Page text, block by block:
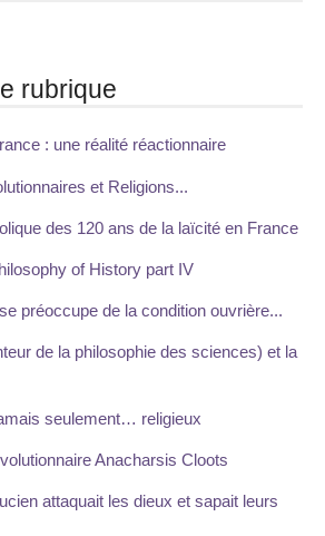
rubrique
: une réalité réactionnaire
et Religions...
des 120 ans de la laïcité en France
of History part IV
préoccupe de la condition ouvrière...
de la philosophie des sciences) et la
seulement… religieux
Anacharsis Cloots
attaquait les dieux et sapait leurs